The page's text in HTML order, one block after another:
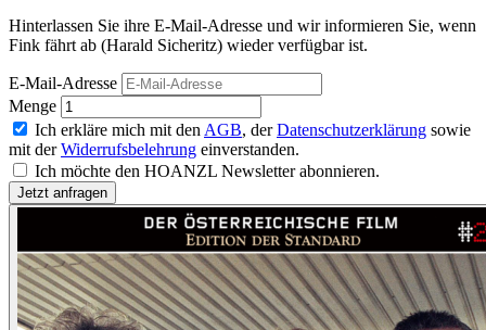
Hinterlassen Sie ihre E-Mail-Adresse und wir informieren Sie, wenn
Fink fährt ab (Harald Sicheritz) wieder verfügbar ist.
E-Mail-Adresse
Menge
Ich erkläre mich mit den AGB, derDatenschutzerklärung sowie
mit derWiderrufsbelehrung einverstanden.
Ich möchte den HOANZL Newsletter abonnieren.